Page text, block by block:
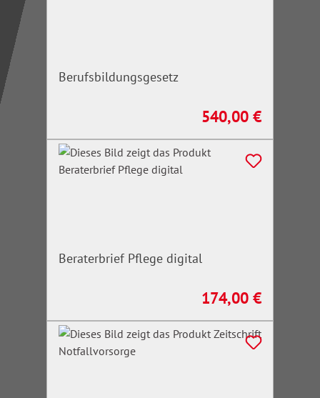
Berufsbildungsgesetz
Regulärer Preis:
540,00 €
Beraterbrief Pflege digital
Regulärer Preis:
174,00 €